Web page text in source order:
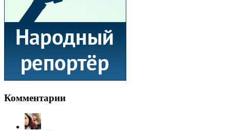
Комментарии